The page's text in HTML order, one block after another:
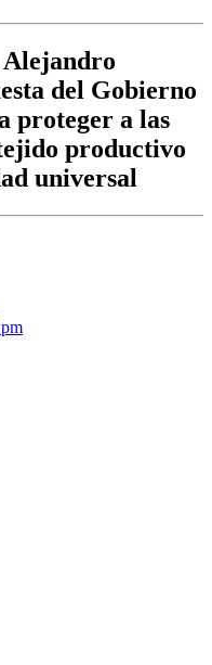
del Gobierno
proteger a las
productivo
universal